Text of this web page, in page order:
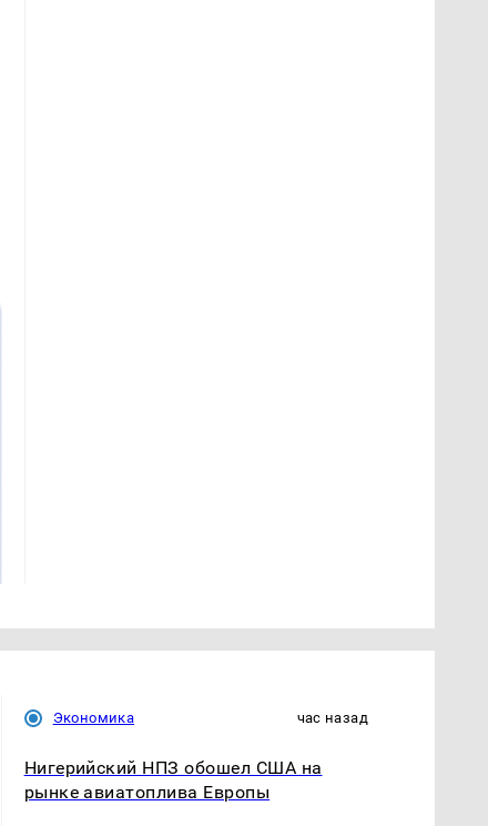
Экономика час назад
Нигерийский НПЗ обошел США на
рынке авиатоплива Европы